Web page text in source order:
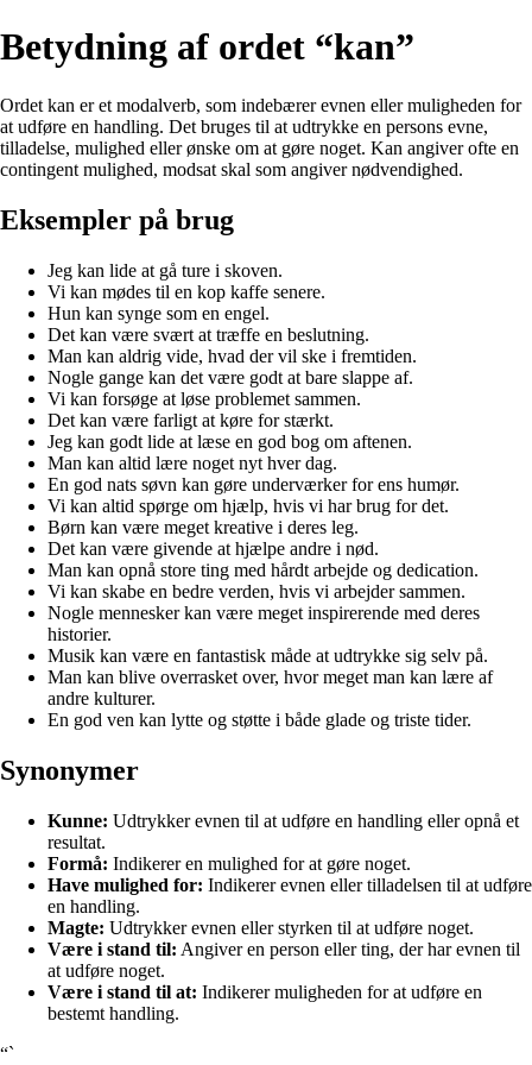
Betydning af ordet “kan”
Ordet kan er et modalverb, som indebærer evnen eller muligheden for
at udføre en handling. Det bruges til at udtrykke en persons evne,
tilladelse, mulighed eller ønske om at gøre noget. Kan angiver ofte en
contingent mulighed, modsat skal som angiver nødvendighed.
Eksempler på brug
Jeg kan lide at gå ture i skoven.
Vi kan mødes til en kop kaffe senere.
Hun kan synge som en engel.
Det kan være svært at træffe en beslutning.
Man kan aldrig vide, hvad der vil ske i fremtiden.
Nogle gange kan det være godt at bare slappe af.
Vi kan forsøge at løse problemet sammen.
Det kan være farligt at køre for stærkt.
Jeg kan godt lide at læse en god bog om aftenen.
Man kan altid lære noget nyt hver dag.
En god nats søvn kan gøre underværker for ens humør.
Vi kan altid spørge om hjælp, hvis vi har brug for det.
Børn kan være meget kreative i deres leg.
Det kan være givende at hjælpe andre i nød.
Man kan opnå store ting med hårdt arbejde og dedication.
Vi kan skabe en bedre verden, hvis vi arbejder sammen.
Nogle mennesker kan være meget inspirerende med deres
historier.
Musik kan være en fantastisk måde at udtrykke sig selv på.
Man kan blive overrasket over, hvor meget man kan lære af
andre kulturer.
En god ven kan lytte og støtte i både glade og triste tider.
Synonymer
Kunne: Udtrykker evnen til at udføre en handling eller opnå et
resultat.
Formå: Indikerer en mulighed for at gøre noget.
Have mulighed for: Indikerer evnen eller tilladelsen til at udføre
en handling.
Magte: Udtrykker evnen eller styrken til at udføre noget.
Være i stand til: Angiver en person eller ting, der har evnen til
at udføre noget.
Være i stand til at: Indikerer muligheden for at udføre en
bestemt handling.
“`